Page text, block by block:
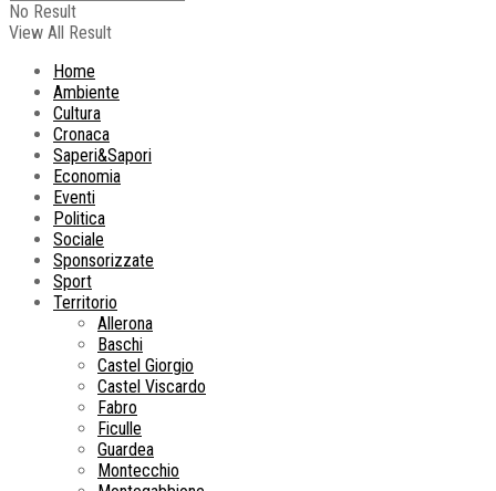
No Result
View All Result
Home
Ambiente
Cultura
Cronaca
Saperi&Sapori
Economia
Eventi
Politica
Sociale
Sponsorizzate
Sport
Territorio
Allerona
Baschi
Castel Giorgio
Castel Viscardo
Fabro
Ficulle
Guardea
Montecchio